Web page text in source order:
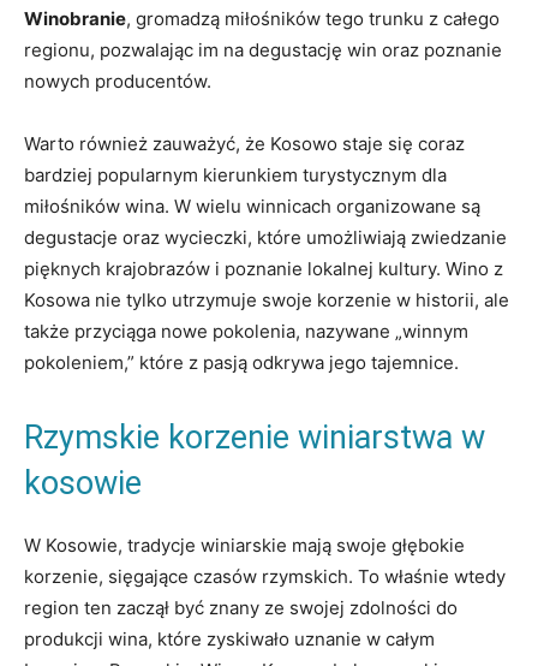
Winobranie, gromadzą miłośników tego trunku z całego
regionu, pozwalając im‍ na degustację win oraz ‍poznanie​
nowych producentów.
Warto również zauważyć,‌ że Kosowo staje się coraz
bardziej ‌popularnym kierunkiem ⁣turystycznym dla
miłośników wina.⁣ W wielu winnicach ⁤organizowane są
degustacje oraz wycieczki, które umożliwiają‍ zwiedzanie
pięknych ‍krajobrazów i poznanie lokalnej kultury. Wino ‌z
Kosowa ⁤nie tylko utrzymuje swoje korzenie ⁤w historii, ale
także przyciąga⁢ nowe‌ pokolenia, nazywane „winnym
pokoleniem,” które ​z pasją​ odkrywa jego tajemnice.
Rzymskie korzenie​ winiarstwa ‌w
⁤kosowie
W Kosowie,⁤ tradycje winiarskie mają swoje głębokie‌
korzenie, sięgające czasów​ rzymskich. ‌To właśnie wtedy
region ten⁤ zaczął być znany ze swojej zdolności ⁣do
produkcji wina, które zyskiwało uznanie⁤ w‍ całym